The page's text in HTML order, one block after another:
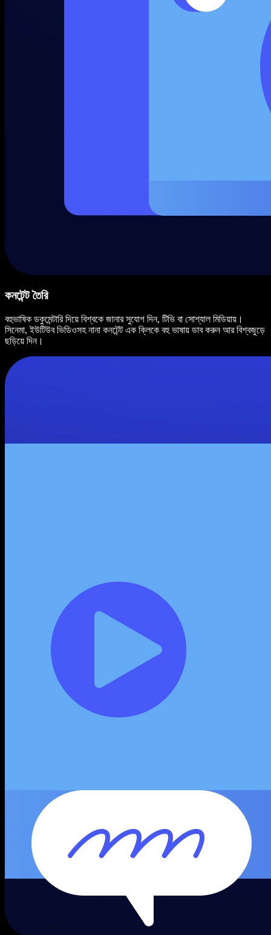
কনটেন্ট তৈরি
বহুভাষিক ডকুমেন্টারি দিয়ে বিশ্বকে জানার সুযোগ দিন, টিভি বা সোশ্যাল মিডিয়ায়।
সিনেমা, ইউটিউব ভিডিওসহ নানা কনটেন্ট এক ক্লিকে বহু ভাষায় ডাব করুন আর বিশ্বজুড়ে
ছড়িয়ে দিন।